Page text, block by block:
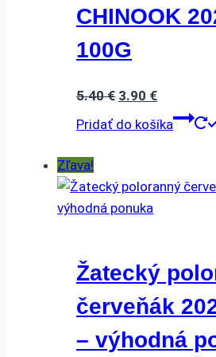
CHINOOK
100G
5.40€ Pôvodná
cena
3.90 €Aktuálna
cena
Pridať do košíka
Zľava!
Žatecký
červeňák
– výhodná